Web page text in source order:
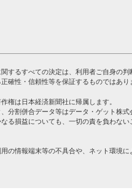
するすべての決定は、利用者ご自身の
確性・信頼性等を保証するものではあり
権は日本経済新聞社に帰属します。
分割併合データ等はデータ・ゲット株式
る損益についても、一切の責を負わない
の情報端末等の不具合や、ネット環境